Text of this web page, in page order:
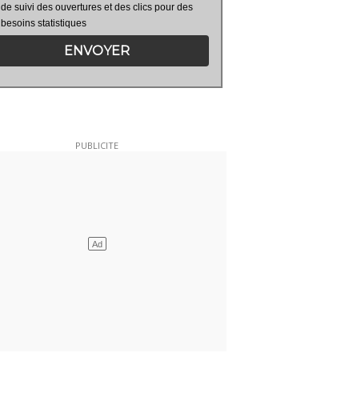
de suivi des ouvertures et des clics pour des
besoins statistiques
ENVOYER